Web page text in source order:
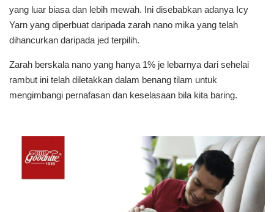
yang luar biasa dan lebih mewah. Ini disebabkan adanya Icy
Yarn yang diperbuat daripada zarah nano mika yang telah
dihancurkan daripada jed terpilih.
Zarah berskala nano yang hanya 1% je lebarnya dari sehelai
rambut ini telah diletakkan dalam benang tilam untuk
mengimbangi pernafasan dan keselasaan bila kita baring.